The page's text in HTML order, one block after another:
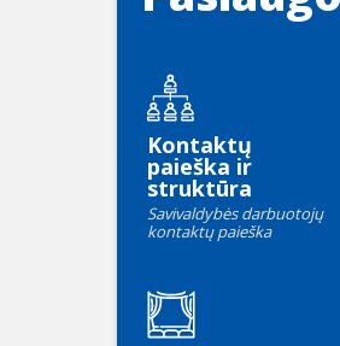
Kontaktų
paieška ir
struktūra
Savivaldybės darbuotojų
kontaktų paieška